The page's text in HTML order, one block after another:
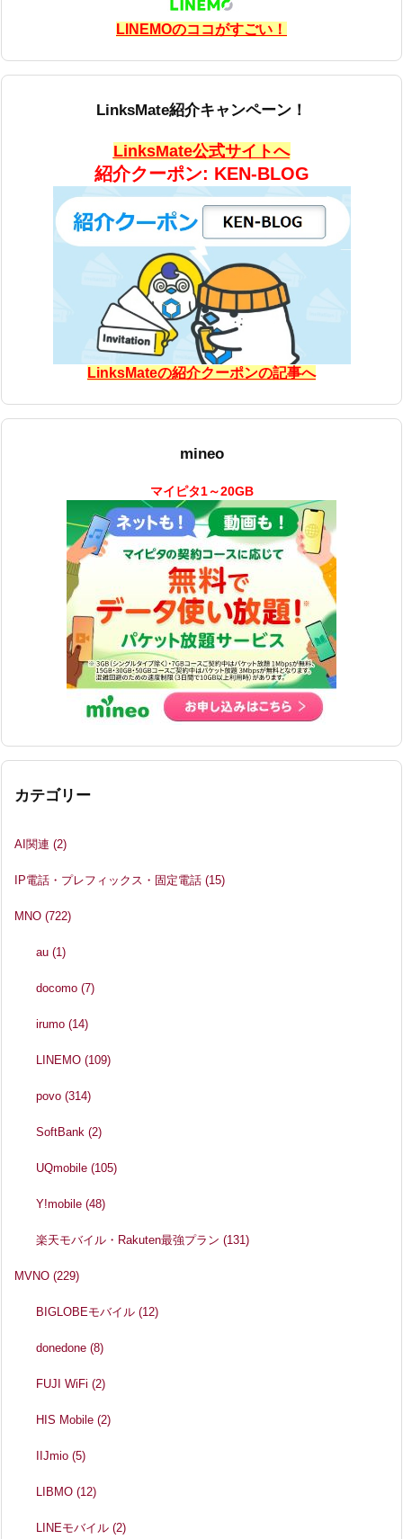
LINEMOのココがすごい！
LinksMate紹介キャンペーン！
LinksMate公式サイトへ
紹介クーポン: KEN-BLOG
LinksMateの紹介クーポンの記事へ
mineo
マイピタ1～20GB
カテゴリー
AI関連 (2)
IP電話・プレフィックス・固定電話 (15)
MNO (722)
au(1)
docomo(7)
irumo(14)
LINEMO(109)
povo(314)
SoftBank(2)
UQmobile(105)
Y!mobile(48)
楽天モバイル・Rakuten最強プラン(131)
MVNO (229)
BIGLOBEモバイル(12)
donedone(8)
FUJI WiFi(2)
HIS Mobile(2)
IIJmio(5)
LIBMO(12)
LINEモバイル(2)